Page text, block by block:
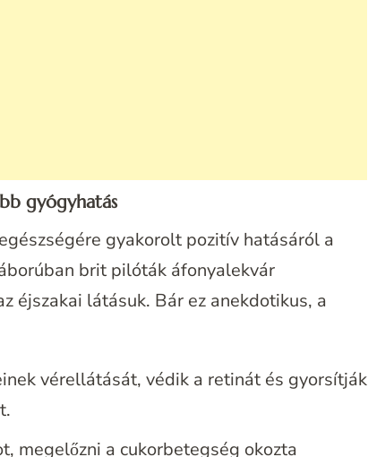
gyógyhatás
gyakorolt pozitív hatásáról a
brit pilóták áfonyalekvár
éjszakai látásuk. Bár ez anekdotikus, a
vérellátását, védik a retinát és gyorsítják
megelőzni a cukorbetegség okozta